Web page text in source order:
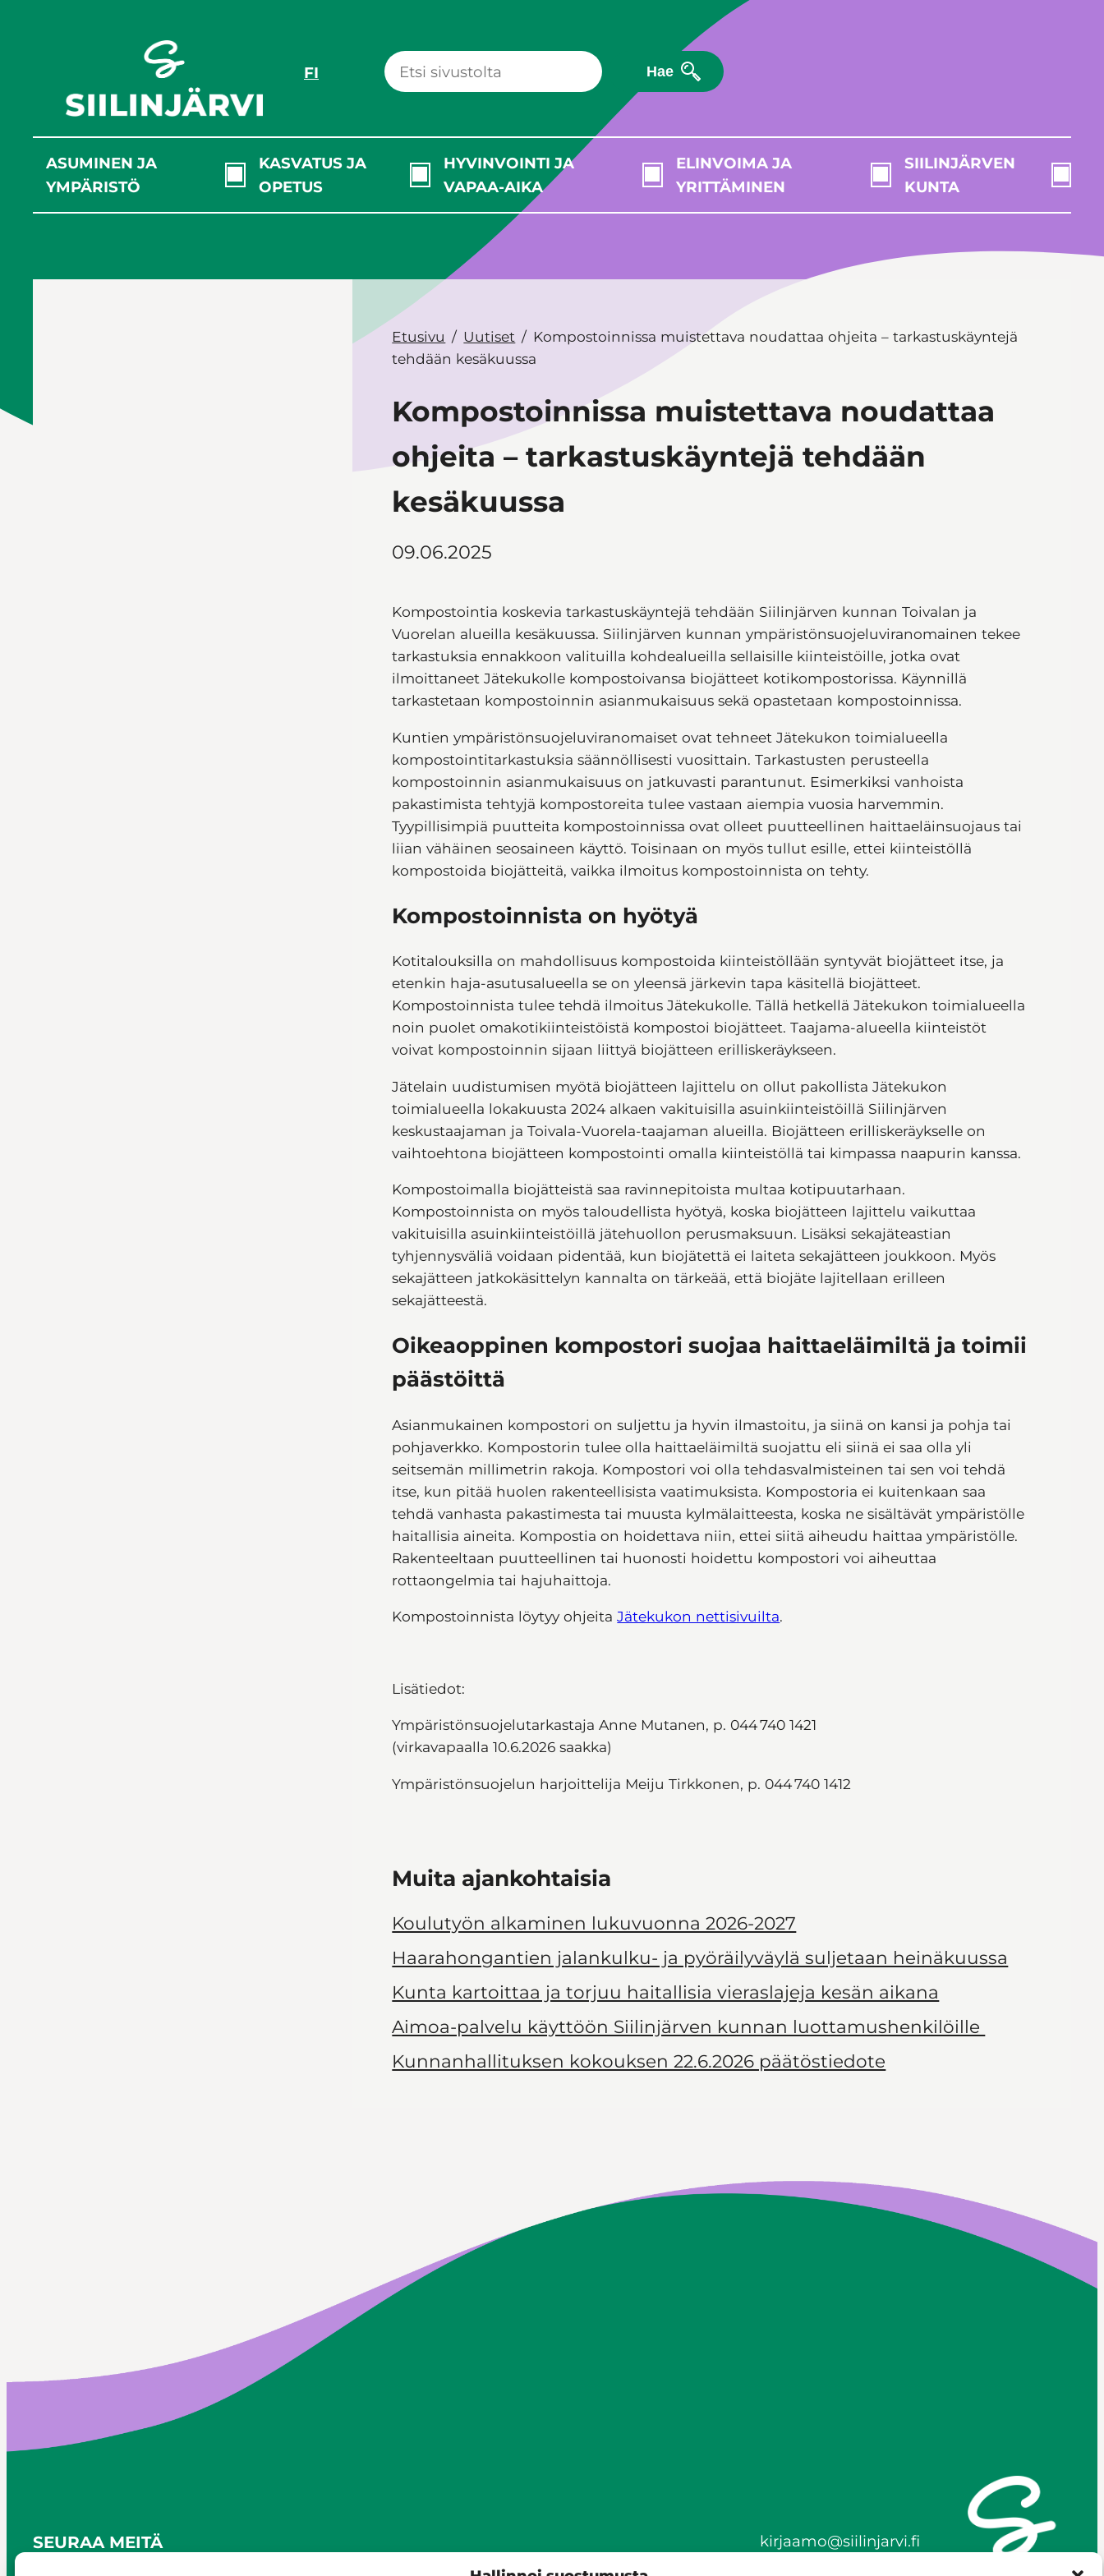
FI Hae
ASUMINEN JA
YMPÄRISTÖ
KASVATUS JA
OPETUS
HYVINVOINTI JA
VAPAA-AIKA
ELINVOIMA JA
YRITTÄMINEN
SIILINJÄRVEN
KUNTA
Etusivu Uutiset
Kompostoinnissa muistettava noudattaa ohjeita – tarkastuskäyntejä
tehdään kesäkuussa
Kompostoinnissa muistettava noudattaa
ohjeita – tarkastuskäyntejä tehdään
kesäkuussa
09.06.2025
Kompostointia koskevia tarkastuskäyntejä tehdään Siilinjärven kunnan Toivalan ja
Vuorelan alueilla kesäkuussa. Siilinjärven kunnan ympäristönsuojeluviranomainen tekee
tarkastuksia ennakkoon valituilla kohdealueilla sellaisille kiinteistöille, jotka ovat
ilmoittaneet Jätekukolle kompostoivansa biojätteet kotikompostorissa. Käynnillä
tarkastetaan kompostoinnin asianmukaisuus sekä opastetaan kompostoinnissa.
Kuntien ympäristönsuojeluviranomaiset ovat tehneet Jätekukon toimialueella
kompostointitarkastuksia säännöllisesti vuosittain. Tarkastusten perusteella
kompostoinnin asianmukaisuus on jatkuvasti parantunut. Esimerkiksi vanhoista
pakastimista tehtyjä kompostoreita tulee vastaan aiempia vuosia harvemmin.
Tyypillisimpiä puutteita kompostoinnissa ovat olleet puutteellinen haittaeläinsuojaus tai
liian vähäinen seosaineen käyttö. Toisinaan on myös tullut esille, ettei kiinteistöllä
kompostoida biojätteitä, vaikka ilmoitus kompostoinnista on tehty.
Kompostoinnista on hyötyä
Kotitalouksilla on mahdollisuus kompostoida kiinteistöllään syntyvät biojätteet itse, ja
etenkin haja-asutusalueella se on yleensä järkevin tapa käsitellä biojätteet.
Kompostoinnista tulee tehdä ilmoitus Jätekukolle. Tällä hetkellä Jätekukon toimialueella
noin puolet omakotikiinteistöistä kompostoi biojätteet. Taajama-alueella kiinteistöt
voivat kompostoinnin sijaan liittyä biojätteen erilliskeräykseen.
Jätelain uudistumisen myötä biojätteen lajittelu on ollut pakollista Jätekukon
toimialueella lokakuusta 2024 alkaen vakituisilla asuinkiinteistöillä Siilinjärven
keskustaajaman ja Toivala-Vuorela-taajaman alueilla. Biojätteen erilliskeräykselle on
vaihtoehtona biojätteen kompostointi omalla kiinteistöllä tai kimpassa naapurin kanssa.
Kompostoimalla biojätteistä saa ravinnepitoista multaa kotipuutarhaan.
Kompostoinnista on myös taloudellista hyötyä, koska biojätteen lajittelu vaikuttaa
vakituisilla asuinkiinteistöillä jätehuollon perusmaksuun. Lisäksi sekajäteastian
tyhjennysväliä voidaan pidentää, kun biojätettä ei laiteta sekajätteen joukkoon. Myös
sekajätteen jatkokäsittelyn kannalta on tärkeää, että biojäte lajitellaan erilleen
sekajätteestä.
Oikeaoppinen kompostori suojaa haittaeläimiltä ja toimii
päästöittä
Asianmukainen kompostori on suljettu ja hyvin ilmastoitu, ja siinä on kansi ja pohja tai
pohjaverkko. Kompostorin tulee olla haittaeläimiltä suojattu eli siinä ei saa olla yli
seitsemän millimetrin rakoja. Kompostori voi olla tehdasvalmisteinen tai sen voi tehdä
itse, kun pitää huolen rakenteellisista vaatimuksista. Kompostoria ei kuitenkaan saa
tehdä vanhasta pakastimesta tai muusta kylmälaitteesta, koska ne sisältävät ympäristölle
haitallisia aineita. Kompostia on hoidettava niin, ettei siitä aiheudu haittaa ympäristölle.
Rakenteeltaan puutteellinen tai huonosti hoidettu kompostori voi aiheuttaa
rottaongelmia tai hajuhaittoja.
Kompostoinnista löytyy ohjeitaJätekukon nettisivuilta.
Lisätiedot:
Ympäristönsuojelutarkastaja Anne Mutanen, p. 044 740 1421
(virkavapaalla 10.6.2026 saakka)
Ympäristönsuojelun harjoittelija Meiju Tirkkonen, p. 044 740 1412
Muita ajankohtaisia
Koulutyön alkaminen lukuvuonna 2026-2027
Haarahongantien jalankulku- ja pyöräilyväylä suljetaan heinäkuussa
Kunta kartoittaa ja torjuu haitallisia vieraslajeja kesän aikana
Aimoa-palvelu käyttöön Siilinjärven kunnan luottamushenkilöille
Kunnanhallituksen kokouksen 22.6.2026 päätöstiedote
SEURAA MEITÄ
kirjaamo@siilinjarvi.fi